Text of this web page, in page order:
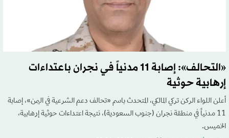
«التحالف»: إصابة 11 مدنياً في نجران باعتداءات
إرهابية حوثية
أعلن اللواء الركن تركي المالكي، المتحدث باسم «تحالف دعم الشرعية في اليمن»، إصابة
11 مدنياً في منطقة نجران (جنوب السعودية)، نتيجة اعتداءات حوثية إرهابية،
الخميس.